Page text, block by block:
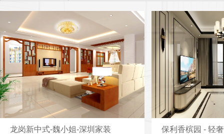
龙岗新中式-魏小姐-深圳家装 保利香槟园 - 轻